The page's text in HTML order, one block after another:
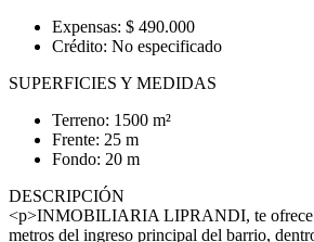
Expensas: $ 490.000
Crédito: No especificado
SUPERFICIES Y MEDIDAS
Terreno: 1500 m²
Frente: 25 m
Fondo: 20 m
DESCRIPCIÓN
<p>INMOBILIARIA LIPRANDI, te
metros del ingreso principal del barrio,